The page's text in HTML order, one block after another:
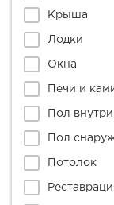
Крыша
Лодки
Окна
Печи и
Пол внутри
Пол
Потолок